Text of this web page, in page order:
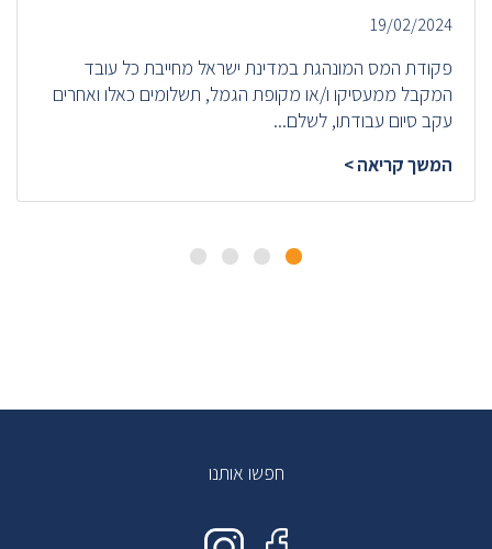
19/02/2024
פקודת המס המונהגת במדינת ישראל מחייבת כל עובד
המקבל ממעסיקו ו/או מקופת הגמל, תשלומים כאלו ואחרים
עקב סיום עבודתו, לשלם...
המשך קריאה >
חפשו אותנו